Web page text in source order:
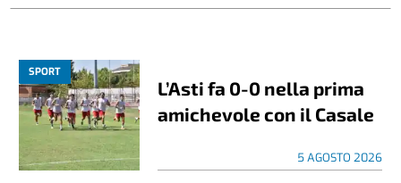
SPORT
L’Asti fa 0-0 nella prima
amichevole con il Casale
5 AGOSTO 2026